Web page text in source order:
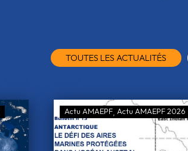
TOUTES LES ACTUALITÉS
Actu AMAEPF Actu AMAEPF 2026